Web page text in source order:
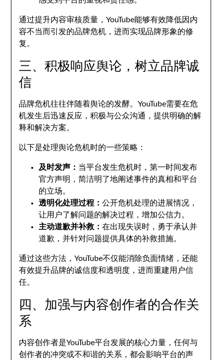
通过提升内容审核质量，YouTube能够有效降低因内
容不当而引发的品牌危机，进而实现品牌形象的修
复。
三、积极响应舆论，树立品牌诚
信
品牌危机往往伴随着舆论的发酵。YouTube需要在危
机发生后迅速反应，积极与公众沟通，提供明确的解
释和解决方案。
以下是处理舆论危机时的一些策略：
及时发声： 当平台发生危机时，第一时间发布
官方声明，简洁明了地阐述事件的真相和平台
的立场。
透明化处理过程：公开危机处理的进展情况，
让用户了解问题的解决过程，增加公信力。
主动道歉并补救：在出现失误时，勇于承认并
道歉，并针对问题提供具体的补救措施。
通过这些方法，YouTube不仅能消除负面情绪，还能
有效提升品牌的诚信度和透明度，进而重建用户信
任。
四、加强与内容创作者的合作关
系
内容创作者是YouTube平台发展的核心力量，任何与
创作者的冲突或不和谐的关系，都会影响平台的声